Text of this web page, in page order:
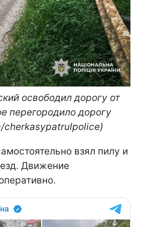
освободил дорогу от
перегородило дорогу
cherkasypatrulpolice)
взял пилу и
Движение